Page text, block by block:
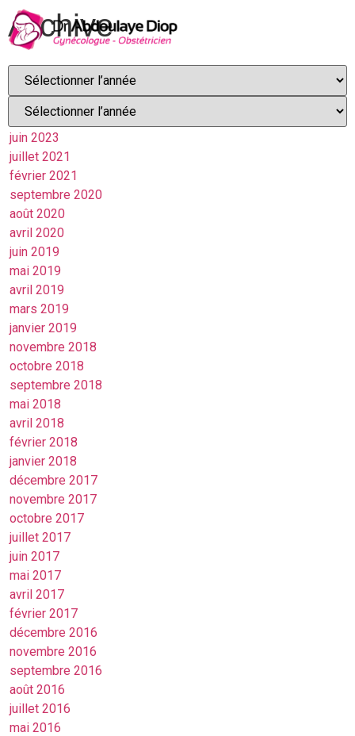
Archive
juin 2023
juillet 2021
février 2021
septembre 2020
août 2020
avril 2020
juin 2019
mai 2019
avril 2019
mars 2019
janvier 2019
novembre 2018
octobre 2018
septembre 2018
mai 2018
avril 2018
février 2018
janvier 2018
décembre 2017
novembre 2017
octobre 2017
juillet 2017
juin 2017
mai 2017
avril 2017
février 2017
décembre 2016
novembre 2016
septembre 2016
août 2016
juillet 2016
mai 2016